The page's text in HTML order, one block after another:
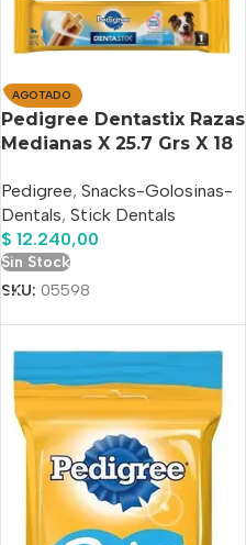
AGOTADO
Pedigree Dentastix Razas
Medianas X 25.7 Grs X 18
Pedigree, Snacks-Golosinas-
Dentals, Stick Dentals
$ 12.240,00
Sin Stock
SKU: 05598